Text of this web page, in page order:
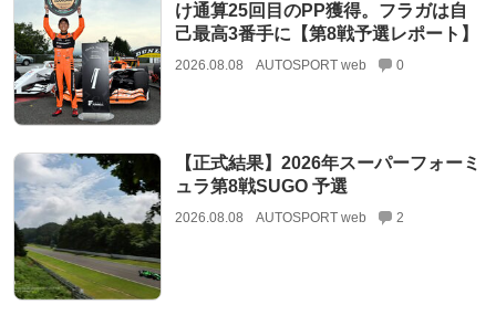
け通算25回目のPP獲得。フラガは自
己最高3番手に【第8戦予選レポート】
2026.08.08 AUTOSPORT web 0
【正式結果】2026年スーパーフォーミ
ュラ第8戦SUGO 予選
2026.08.08 AUTOSPORT web 2